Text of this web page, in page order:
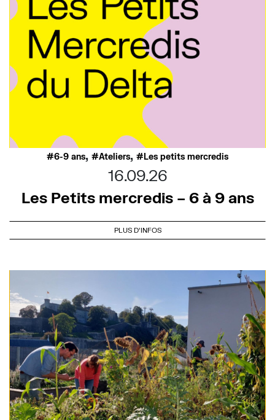
6-9 ans, Ateliers, Les petits mercredis
16.09.26
Les Petits mercredis – 6 à 9 ans
PLUS D'INFOS